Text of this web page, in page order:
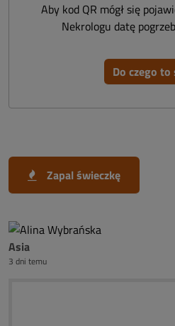
Aby kod QR mógł się
Nekrologu datę
Do czego to
Zapal świeczkę
Asia
3 dni temu